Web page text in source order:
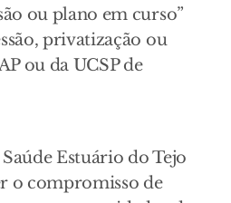
ou plano em curso”
privatização ou
ou da UCSP de
Estuário do Tejo
o compromisso de